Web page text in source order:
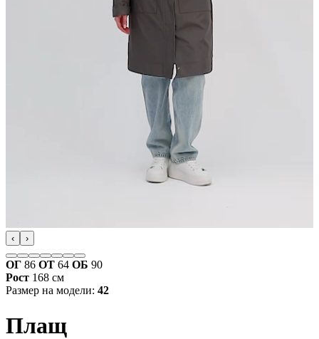
‹ ›
ОГ 86 ОТ 64 ОБ 90
Рост 168 см
Размер на модели: 42
Плащ